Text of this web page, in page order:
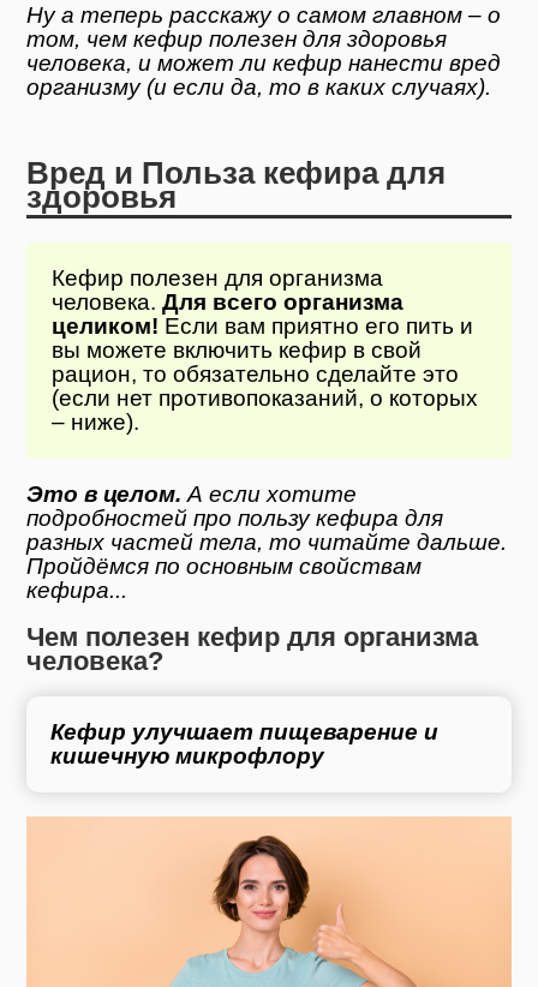
Ну а теперь расскажу о самом главном – о
том, чем кефир полезен для здоровья
человека, и может ли кефир нанести вред
организму (и если да, то в каких случаях).
Вред и Польза кефира для
здоровья
Кефир полезен для организма
человека. Для всего организма
целиком! Если вам приятно его пить и
вы можете включить кефир в свой
рацион, то обязательно сделайте это
(если нет противопоказаний, о которых
– ниже).
Это в целом. А если хотите
подробностей про пользу кефира для
разных частей тела, то читайте дальше.
Пройдёмся по основным свойствам
кефира...
Чем полезен кефир для организма
человека?
Кефир улучшает пищеварение и
кишечную микрофлору